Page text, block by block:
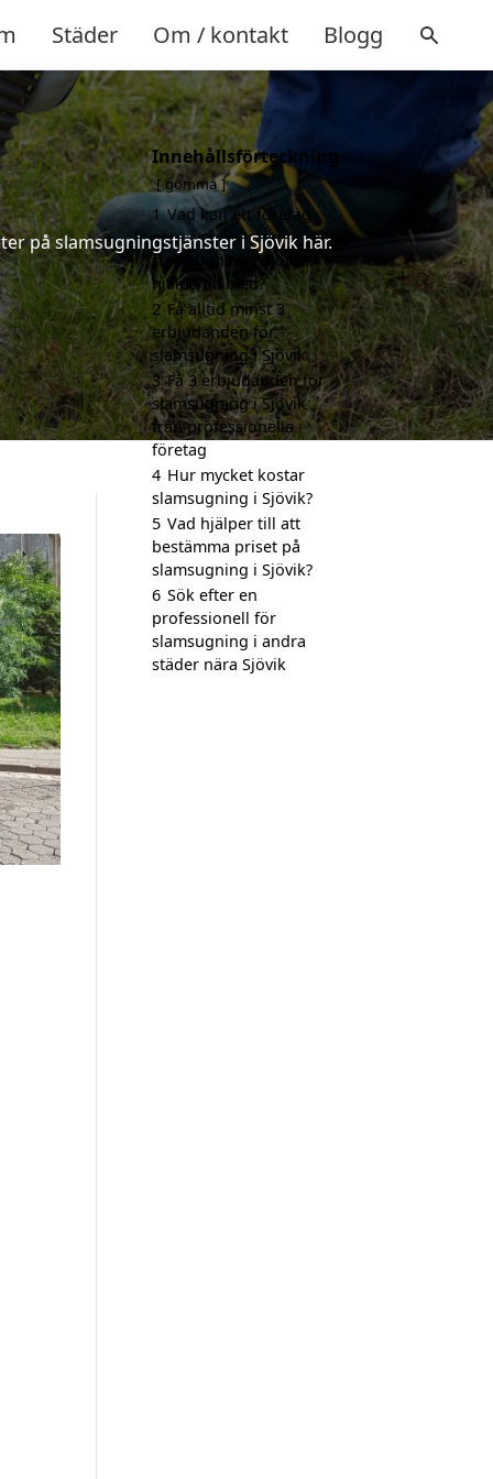
Städer Om / kontakt Blogg
på slamsugningstjänster i Sjövik här.
Innehållsförteckning
gömma
1 Vad kan ett företag
som är specialiserat på
slamsugning i Sjövik
hjälpa till med?
2 Få alltid minst 3
erbjudanden för
slamsugning i Sjövik
3 Få 3 erbjudanden för
slamsugning i Sjövik
från professionella
företag
4 Hur mycket kostar
slamsugning i Sjövik?
5 Vad hjälper till att
bestämma priset på
slamsugning i Sjövik?
6 Sök efter en
professionell för
slamsugning i andra
städer nära Sjövik